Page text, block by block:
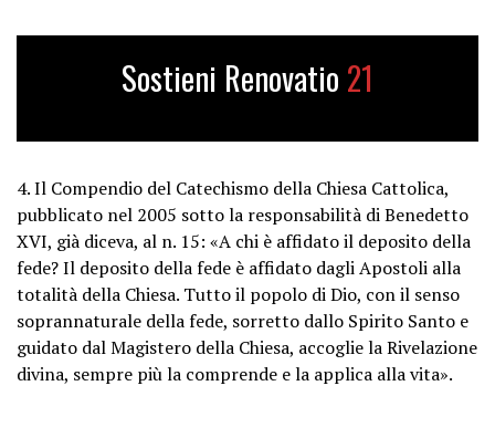
Sostieni Renovatio 21
4. Il Compendio del Catechismo della Chiesa Cattolica,
pubblicato nel 2005 sotto la responsabilità di Benedetto
XVI, già diceva, al n. 15: «A chi è affidato il deposito della
fede? Il deposito della fede è affidato dagli Apostoli alla
totalità della Chiesa. Tutto il popolo di Dio, con il senso
soprannaturale della fede, sorretto dallo Spirito Santo e
guidato dal Magistero della Chiesa, accoglie la Rivelazione
divina, sempre più la comprende e la applica alla vita».